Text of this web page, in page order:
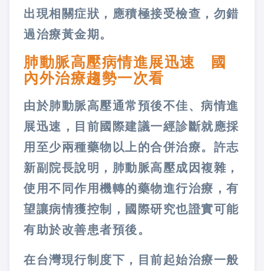
出現相關症狀，應積極接受檢查，勿錯
過治療黃金期。
肺動脈高壓病情進展迅速 國
內外治療趨勢一次看
由於肺動脈高壓通常預後不佳、病情進
展迅速，目前國際建議一經診斷就應採
用至少兩種藥物以上的合併治療。許志
新副院長說明，肺動脈高壓成因複雜，
使用不同作用機轉的藥物進行治療，有
望讓病情獲控制，國際研究也證實可能
有助於改善患者預後。
在台灣現行制度下，目前起始治療一般